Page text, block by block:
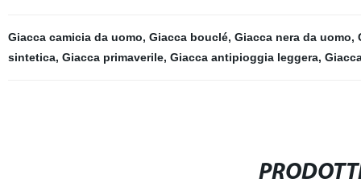
Giacca camicia da uomo, Giacca bouclé, Giacca nera da uomo,
sintetica, Giacca primaverile, Giacca antipioggia leggera,